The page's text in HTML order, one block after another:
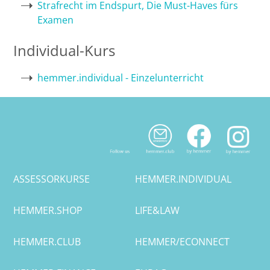
Strafrecht im Endspurt, Die Must-Haves fürs
Examen
Individual-Kurs
hemmer.individual - Einzelunterricht
ASSESSORKURSE HEMMER.INDIVIDUAL
HEMMER.SHOP LIFE&LAW
HEMMER.CLUB HEMMER/ECONNECT
Bremen
Düsseldorf
Erlangen
Freiburg
Gießen
Greifswald